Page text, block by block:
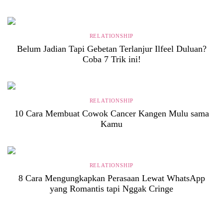
RELATIONSHIP
Belum Jadian Tapi Gebetan Terlanjur Ilfeel Duluan?
Coba 7 Trik ini!
RELATIONSHIP
10 Cara Membuat Cowok Cancer Kangen Mulu sama
Kamu
RELATIONSHIP
8 Cara Mengungkapkan Perasaan Lewat WhatsApp
yang Romantis tapi Nggak Cringe